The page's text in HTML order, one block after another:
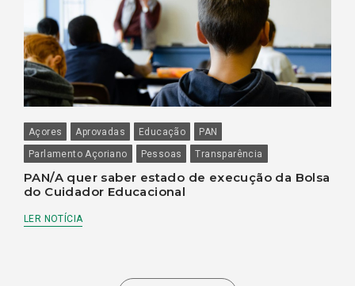
Açores Aprovadas Educação
PAN
Parlamento Açoriano
Pessoas Transparência
PAN/A quer saber estado de execução da Bolsa
do Cuidador Educacional
LER NOTÍCIA